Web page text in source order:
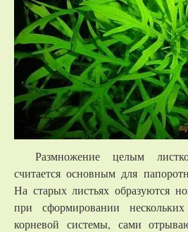
Размножение целым
считается основным для
На старых листьях образуются
при сформировании
корневой системы, сами